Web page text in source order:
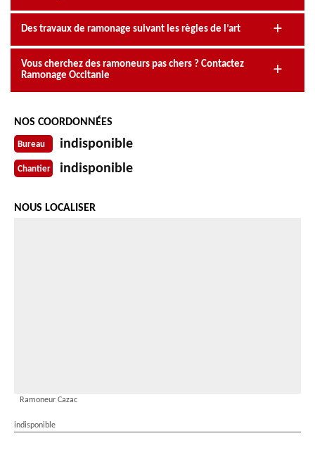
Des travaux de ramonage suivant les règles de l’art
Vous cherchez des ramoneurs pas chers ? Contactez
Ramonage Occitanie
NOS COORDONNÉES
Bureau indisponible
Chantier indisponible
NOUS LOCALISER
Ramoneur Cazac
indisponible